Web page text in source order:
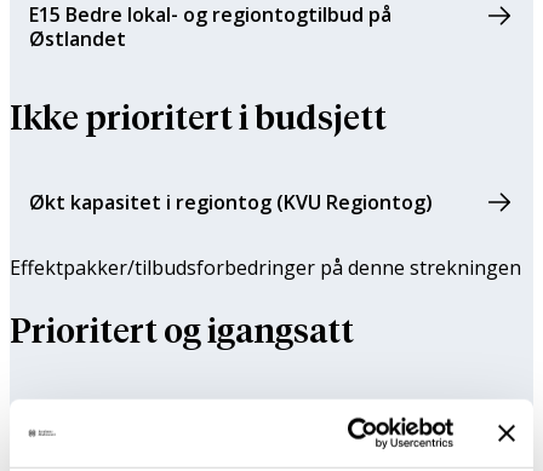
E15 Bedre lokal- og regiontogtilbud på
Østlandet
Ikke prioritert i budsjett
Økt kapasitet i regiontog (KVU Regiontog)
Effektpakker/tilbuds­forbedringer på denne strekningen
Prioritert og igangsatt
E21 Innfasing av nye kjøretøy (regiontog)